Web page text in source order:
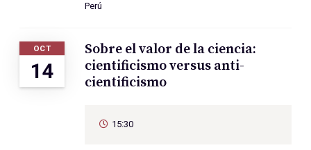
Perú
OCT
14
Sobre el valor de la ciencia:
cientificismo versus anti-
cientificismo
15:30